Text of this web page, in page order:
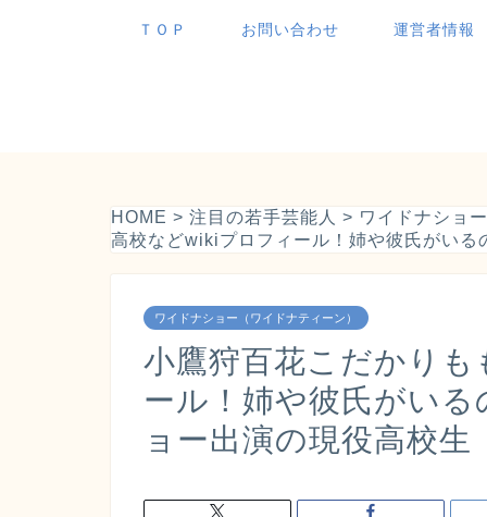
ＴＯＰ お問い合わせ 運営者情報
HOME > 注目の若手芸能人 > ワイドナショ
高校などwikiプロフィール！姉や彼氏がいる
ワイドナショー（ワイドナティーン）
小鷹狩百花こだかり
ール！姉や彼氏がい
ョー出演の現役高校生